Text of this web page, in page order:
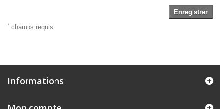
Enregistrer
* champs requis
Informations